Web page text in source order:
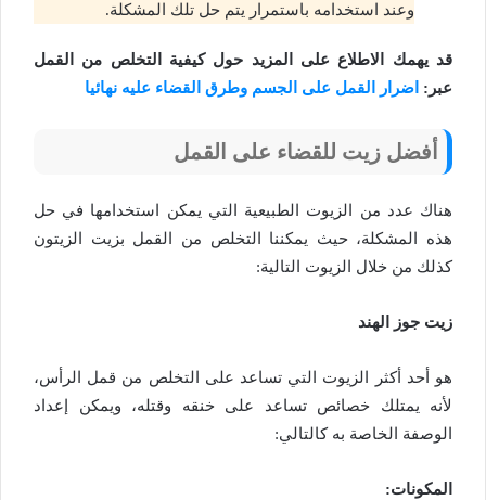
وعند استخدامه باستمرار يتم حل تلك المشكلة.
قد يهمك الاطلاع على المزيد حول كيفية التخلص من القمل
عبر: اضرار القمل على الجسم وطرق القضاء عليه نهائيا
أفضل زيت للقضاء على القمل
هناك عدد من الزيوت الطبيعية التي يمكن استخدامها في حل
هذه المشكلة، حيث يمكننا التخلص من القمل بزيت الزيتون
كذلك من خلال الزيوت التالية:
زيت جوز الهند
هو أحد أكثر الزيوت التي تساعد على التخلص من قمل الرأس،
لأنه يمتلك خصائص تساعد على خنقه وقتله، ويمكن إعداد
الوصفة الخاصة به كالتالي:
المكونات: